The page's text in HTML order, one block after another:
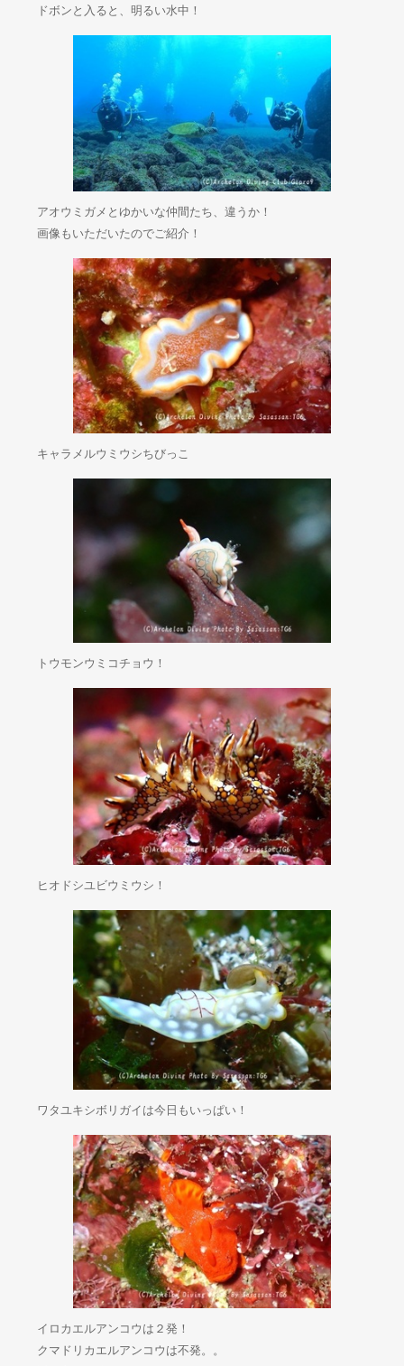
ドボンと入ると、明るい水中！
アオウミガメとゆかいな仲間たち、違うか！
画像もいただいたのでご紹介！
キャラメルウミウシちびっこ
トウモンウミコチョウ！
ヒオドシユビウミウシ！
ワタユキシボリガイは今日もいっぱい！
イロカエルアンコウは２発！
クマドリカエルアンコウは不発。。